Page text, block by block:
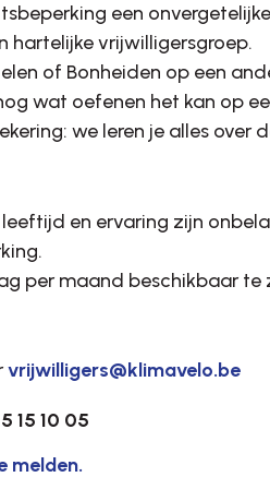
een
hartelijke vrijwilligersgroep.
of Bonheiden op een
wat oefenen het kan op
we leren je alles over
en ervaring zijn
per maand beschikbaar te
vrijwilligers@klimavelo.be
15 10 05
melden.